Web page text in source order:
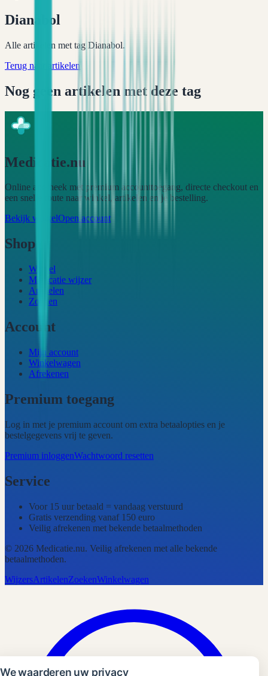
Dianabol
Alle artikelen met tag Dianabol.
Terug naar artikelen
Nog geen artikelen met deze tag
Medicatie.nu
Online apotheek met premium accounttoegang, directe checkout en
een snelle route naar winkel, artikelen en je bestelling.
Bekijk winkelOpen account
Shop
Winkel
Medicatie wijzer
Artikelen
Zoeken
Account
Mijn account
Winkelwagen
Afrekenen
Premium toegang
Log in met je premium account om extra betaalopties en je
bestelgegevens vrij te geven.
Premium inloggenWachtwoord resetten
Service
Voor 15 uur betaald = vandaag verstuurd
Gratis verzending vanaf 150 euro
Veilig afrekenen met bekende betaalmethoden
© 2026 Medicatie.nu. Veilig afrekenen met alle bekende
betaalmethoden.
WijzersArtikelenZoekenWinkelwagen
We waarderen uw privacy